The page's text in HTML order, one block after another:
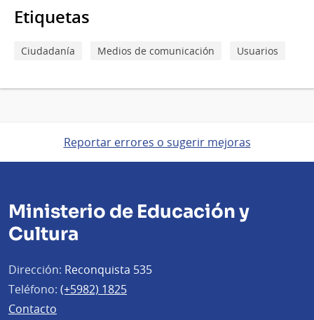
Etiquetas
Ciudadanía Medios de comunicación Usuarios
Reportar errores o sugerir mejoras
Ministerio de Educación y
Cultura
Dirección: Reconquista 535
Teléfono: (+5982) 1825
Contacto